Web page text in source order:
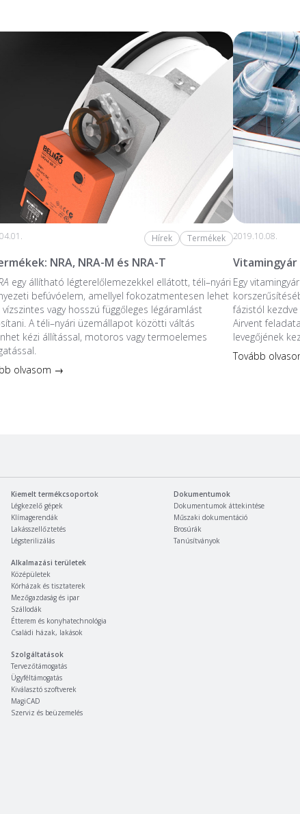
Hírek Termékek
NRA, NRA-M és NRA-T
egy állítható légterelőlemezekkel ellátott, téli–nyári
befúvóelem, amellyel fokozatmentesen lehet
vagy hosszú függőleges légáramlást
A téli–nyári üzemállapot közötti váltás
kézi állítással, motoros vagy termoelemes
olvasom →
2019.10.08.
Vitamingyár
Egy
fázistól
Airvent
levegőjének
Tovább
Kiemelt termékcsoportok
Légkezelő gépek
Klímagerendák
Lakásszellőztetés
Légsterilizálás
Alkalmazási területek
Középületek
Kórházak és tisztaterek
Mezőgazdaság és ipar
Szállodák
Étterem és konyhatechnológia
Családi házak, lakások
Szolgáltatások
Tervezőtámogatás
Ügyféltámogatás
Kiválasztó szoftverek
MagiCAD
Szerviz és beüzemelés
Dokumentumok
Dokumentumok áttekintése
Műszaki dokumentáció
Brosúrák
Tanúsítványok